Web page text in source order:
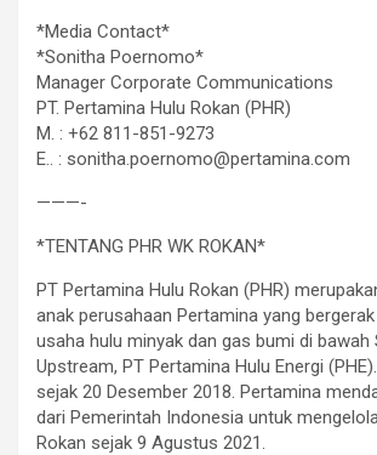
*Media Contact*
*Sonitha Poernomo*
Manager Corporate Communications
PT. Pertamina Hulu Rokan (PHR)
M. : +62 811-851-9273
E.. : sonitha.poernomo@pertamina.com
———-
*TENTANG PHR WK ROKAN*
PT Pertamina Hulu Rokan (PHR)
anak perusahaan Pertamina yang
usaha hulu minyak dan gas bumi di bawah
Upstream, PT Pertamina Hulu Energi
sejak 20 Desember 2018. Pertamina
dari Pemerintah Indonesia untuk
Rokan sejak 9 Agustus 2021.